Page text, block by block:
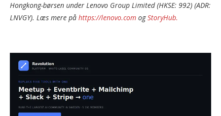
Hongkong-børsen under Lenovo Group Limited (HKSE: 992) (ADR:
LNVGY). Læs mere på https://lenovo.com ogStoryHub.